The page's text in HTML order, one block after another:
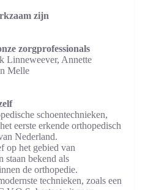
zijn
zorgprofessionals
Linneweever, Annette
Melle
schoentechnieken,
eerste erkende orthopedisch
Nederland.
op het gebied van
staan bekend als
de orthopedie.
technieken, zoals een